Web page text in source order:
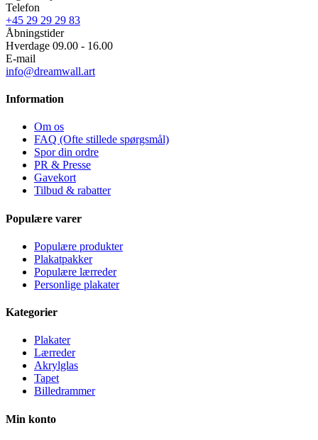
Telefon
+45 29 29 29 83
Åbningstider
Hverdage 09.00 - 16.00
E-mail
info@dreamwall.art
Information
Om os
FAQ (Ofte stillede spørgsmål)
Spor din ordre
PR & Presse
Gavekort
Tilbud & rabatter
Populære varer
Populære produkter
Plakatpakker
Populære lærreder
Personlige plakater
Kategorier
Plakater
Lærreder
Akrylglas
Tapet
Billedrammer
Min konto